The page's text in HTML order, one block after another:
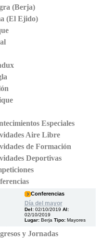
(Berja)
(El Ejido)
Especiales
Aire Libre
de Formación
Deportivas
Conferencias
Día del mayor
Del: 02/10/2019 Al:
02/10/2019
Lugar: Berja Tipo: Mayores
y Jornadas